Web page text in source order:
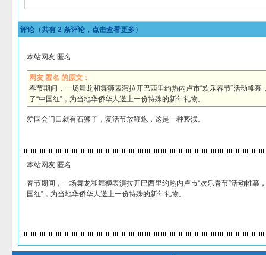
评论（共有 2 条评论，点击查看更多）
本站网友 匿名
网友 匿名 的原文：
春节期间，一场舞龙和舞狮表演拉开巴西里约热内卢市“欢乐春节”活动帷幕
了“中国红”，为当地华侨华人送上一份特殊的新年礼物。
爱国会门口就有石狮子，复活节放鞭炮，这是一种亵渎。
本站网友 匿名
春节期间，一场舞龙和舞狮表演拉开巴西里约热内卢市“欢乐春节”活动帷幕
国红”，为当地华侨华人送上一份特殊的新年礼物。